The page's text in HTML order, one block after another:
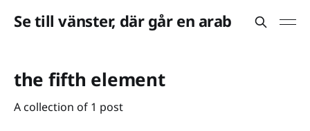
Se till vänster, där går en arab
the fifth element
A collection of 1 post